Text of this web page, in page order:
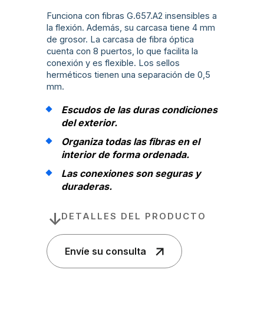
Funciona con fibras G.657.A2 insensibles a
la flexión. Además, su carcasa tiene 4 mm
de grosor. La carcasa de fibra óptica
cuenta con 8 puertos, lo que facilita la
conexión y es flexible. Los sellos
herméticos tienen una separación de 0,5
mm.
Escudos de las duras condiciones
del exterior.
Organiza todas las fibras en el
interior de forma ordenada.
Las conexiones son seguras y
duraderas.
DETALLES DEL PRODUCTO
Envíe su consulta